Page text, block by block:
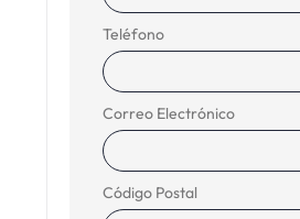
Teléfono
Correo Electrónico
Código Postal